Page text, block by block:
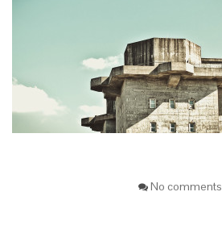
No comments